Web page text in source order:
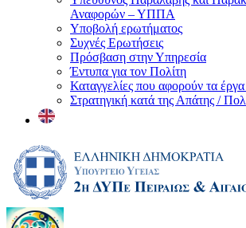
Αναφορών – ΥΠΠΑ
Υποβολή ερωτήματος
Συχνές Ερωτήσεις
Πρόσβαση στην Υπηρεσία
Έντυπα για τον Πολίτη
Καταγγελίες που αφορούν τα
Στρατηγική κατά της Απάτης /